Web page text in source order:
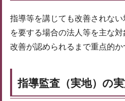
指導等を講じても改善されな
を要する場合の法人等を主な対
改善が認められるまで重点的か
指導監査（実地）の